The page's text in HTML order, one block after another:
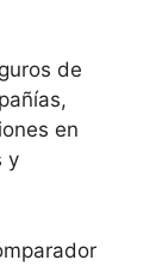
de
en
y